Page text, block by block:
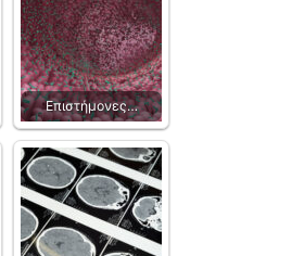
Επιστήμονες…